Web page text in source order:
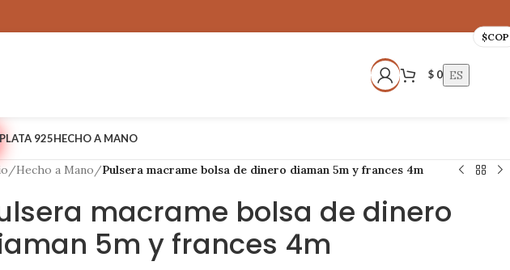
$ 0 ES
$COP
PLATA 925HECHO A MANO
/Hecho a Mano/Pulsera macrame bolsa de dinero diaman 5m y frances 4m
macrame bolsa de dinero
5m y frances 4m